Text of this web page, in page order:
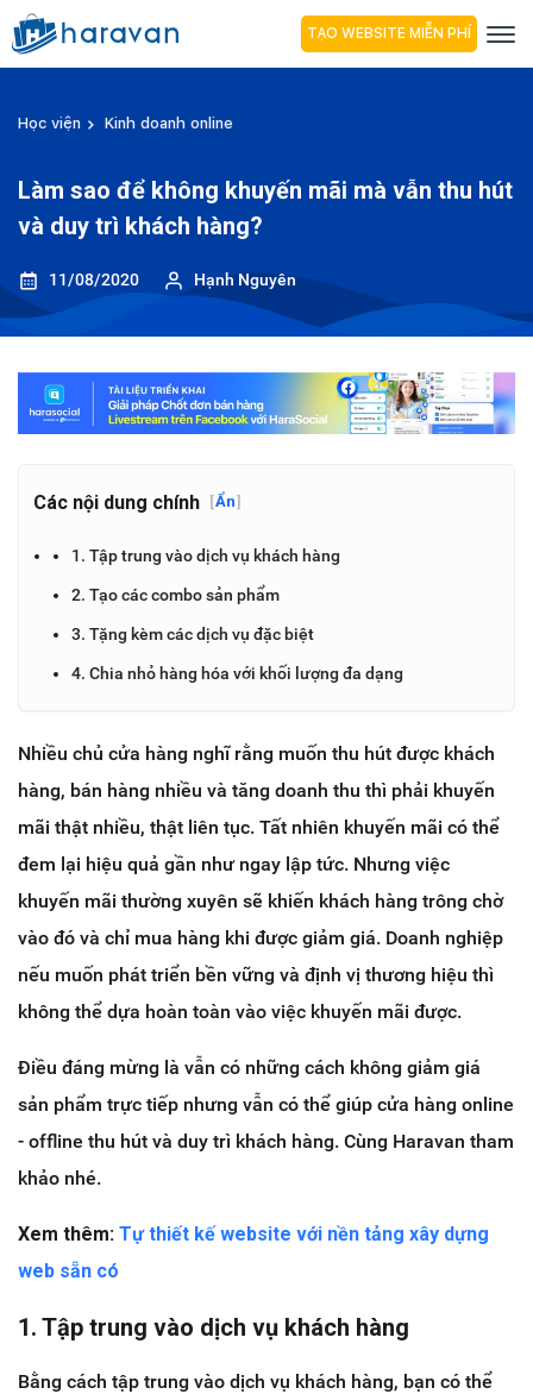
TẠO WEBSITE MIỄN PHÍ
Học viện Kinh doanh online
Làm sao để không khuyến mãi mà vẫn thu hút
và duy trì khách hàng?
11/08/2020 Hạnh Nguyên
Các nội dung chính [Ẩn]
1. Tập trung vào dịch vụ khách hàng
2. Tạo các combo sản phẩm
3. Tặng kèm các dịch vụ đặc biệt
4. Chia nhỏ hàng hóa với khối lượng đa dạng
Nhiều chủ cửa hàng nghĩ rằng muốn thu hút được khách
hàng, bán hàng nhiều và tăng doanh thu thì phải khuyến
mãi thật nhiều, thật liên tục. Tất nhiên khuyến mãi có thể
đem lại hiệu quả gần như ngay lập tức. Nhưng việc
khuyến mãi thường xuyên sẽ khiến khách hàng trông chờ
vào đó và chỉ mua hàng khi được giảm giá. Doanh nghiệp
nếu muốn phát triển bền vững và định vị thương hiệu thì
không thể dựa hoàn toàn vào việc khuyến mãi được.
Điều đáng mừng là vẫn có những cách không giảm giá
sản phẩm trực tiếp nhưng vẫn có thể giúp cửa hàng online
- offline thu hút và duy trì khách hàng. Cùng Haravan tham
khảo nhé.
Xem thêm: Tự thiết kế website với nền tảng xây dựng
web sẵn có
1. Tập trung vào dịch vụ khách hàng
Bằng cách tập trung vào dịch vụ khách hàng, bạn có thể